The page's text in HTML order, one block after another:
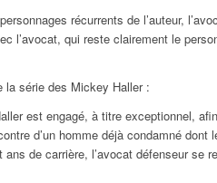
récurrents de l’auteur,
l’avocat, qui reste clairement le
la série des Mickey Haller :
est engagé, à titre exceptionnel,
d’un homme déjà condamné dont
de carrière, l’avocat défenseur se